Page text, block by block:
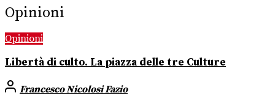
Opinioni
Opinioni
Libertà di culto. La piazza delle tre Culture
Francesco Nicolosi Fazio